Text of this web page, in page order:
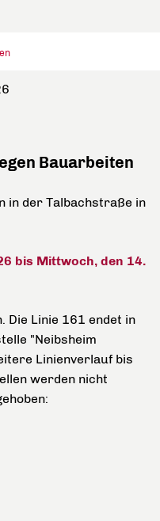
Bauarbeiten
in der Talbachstraße in
bis Mittwoch, den 14.
Linie 161 endet in
"Neibsheim
Linienverlauf bis
werden nicht